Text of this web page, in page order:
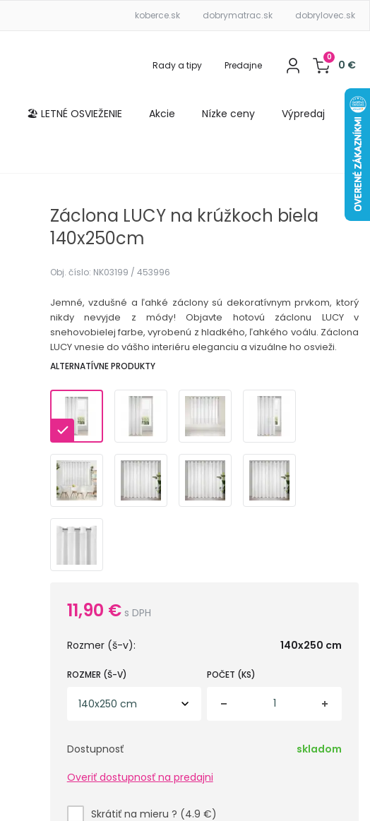
koberce.sk dobrymatrac.sk dobrylovec.sk
Rady a tipy Predajne
0
0 €
🏖️ LETNÉ OSVIEŽENIE Akcie Nízke ceny Výpredaj
Záclona LUCY na krúžkoch biela
140x250cm
Obj. číslo: NK03199 / 453996
Jemné, vzdušné a ľahké záclony sú dekoratívnym prvkom, ktorý
nikdy nevyjde z módy! Objavte hotovú záclonu LUCY v
snehovobielej farbe, vyrobenú z hladkého, ľahkého voálu. Záclona
LUCY vnesie do vášho interiéru eleganciu a vizuálne ho osvieži.
ALTERNATÍVNE PRODUKTY
11,90 €s DPH
Rozmer (š-v): 140x250 cm
ROZMER (Š-V) POČET (KS)
Dostupnosť
skladom
Overiť dostupnosť na predajni
Skrátiť na mieru ? (4.9 €)